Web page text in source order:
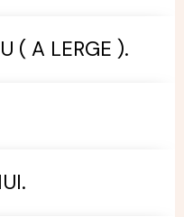
( A LERGE ).